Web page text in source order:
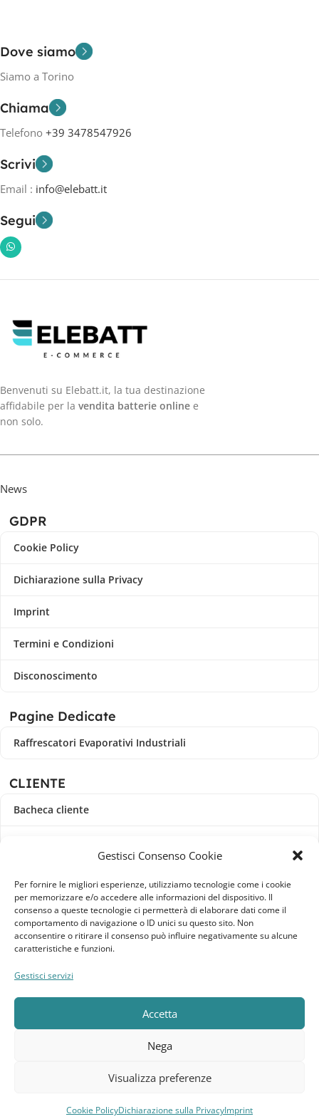
Gestisci Consenso Cookie
Per fornire le migliori esperienze, utilizziamo tecnologie come i cookie
per memorizzare e/o accedere alle informazioni del dispositivo. Il
consenso a queste tecnologie ci permetterà di elaborare dati come il
comportamento di navigazione o ID unici su questo sito. Non
acconsentire o ritirare il consenso può influire negativamente su alcune
caratteristiche e funzioni.
Gestisci servizi
Accetta
Nega
Visualizza preferenze
Cookie PolicyDichiarazione sulla PrivacyImprint
Dove siamo
Siamo a Torino
Chiama
Telefono +39 3478547926
Scrivi
Email : info@elebatt.it
Segui
Benvenuti su Elebatt.it, la tua destinazione
affidabile per la vendita batterie online e
non solo.
News
GDPR
Cookie Policy
Dichiarazione sulla Privacy
Imprint
Termini e Condizioni
Disconoscimento
Pagine Dedicate
Raffrescatori Evaporativi Industriali
CLIENTE
Bacheca cliente
Indirizzi
Metodi di pagamento
Dettagli account
Lista dei desideri
Realizzato da